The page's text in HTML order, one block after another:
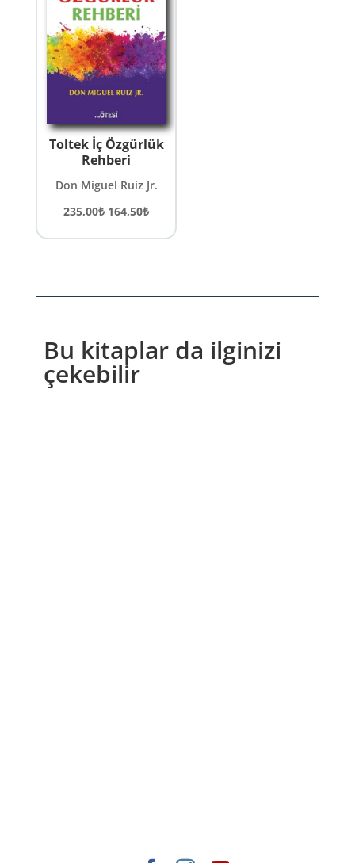
Toltek İç Özgürlük
Rehberi
Don Miguel Ruiz Jr.
235,00₺ Orijinal
164,50₺Şu
andaki
Bu kitaplar da ilginizi
çekebilir